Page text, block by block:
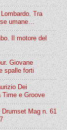
Tra
umane…
Il motore del
Giovane
spalle forti
Dei
Time e Groove
Drumset Mag n. 61